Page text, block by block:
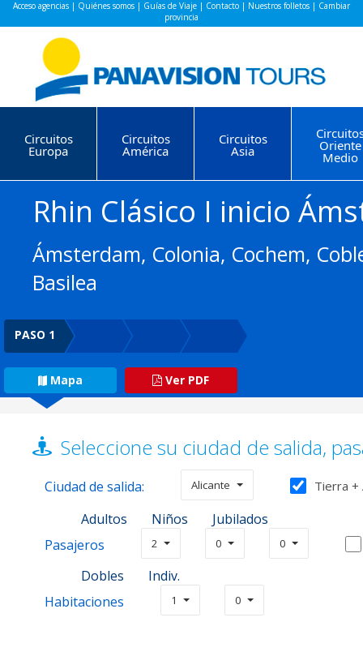
Acceso agencias | Quiénes somos | Guías de Viaje | Contacto | Nuestros folletos | Cambiar
provincia
Circuitos
Europa
Circuitos
América
Circuitos
Asia Oriente
Medio
Rhin Clásico I inicio
Ámsterdam, Colonia, Cochem,
Basilea
PASO 1
Mapa Ver PDF
Seleccione su ciudad de salida,
Ciudad de salida: Alicante Tierra +
Adultos Niños
Jubilados
Pasajeros
2 0 0
Dobles
Indiv.
Habitaciones
1 0